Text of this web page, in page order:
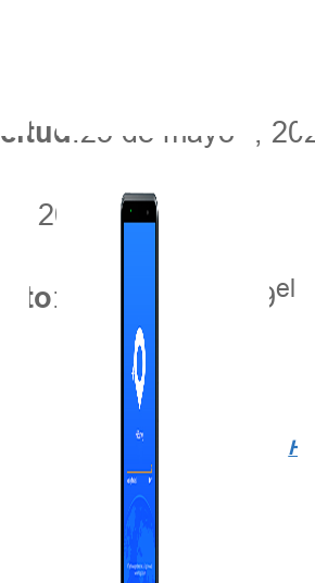
:25 de mayo ,
, 2024
:24 de junio -29el